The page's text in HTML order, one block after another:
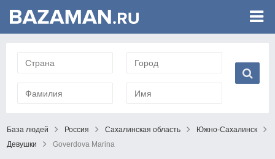
База людей Россия Сахалинская область
Южно-Сахалинск
Девушки
Goverdova Marina